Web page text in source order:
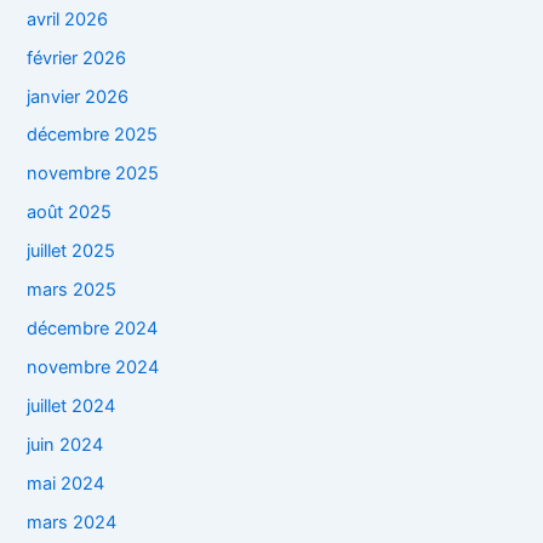
avril 2026
février 2026
janvier 2026
décembre 2025
novembre 2025
août 2025
juillet 2025
mars 2025
décembre 2024
novembre 2024
juillet 2024
juin 2024
mai 2024
mars 2024